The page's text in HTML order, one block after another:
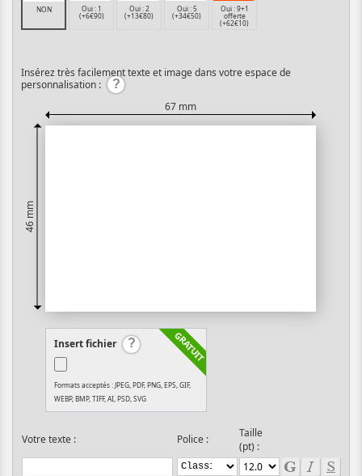
NON
Oui : 1
(+6€90)
Oui : 2
(+13€80)
Oui : 5
(+34€50)
Oui : 9+1
offerte
(+62€10)
Insérez très facilement texte et image dans votre espace de
personnalisation :
67 mm
46 mm
Insert fichier
Formats acceptés : JPEG, PDF, PNG, EPS, GIF,
WEBP, BMP, TIFF, AI, PSD, SVG
Votre texte : Police :
Taille
(pt) :